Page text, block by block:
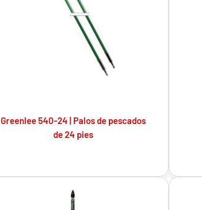
Greenlee 540-24 | Palos de pescados
de 24 pies